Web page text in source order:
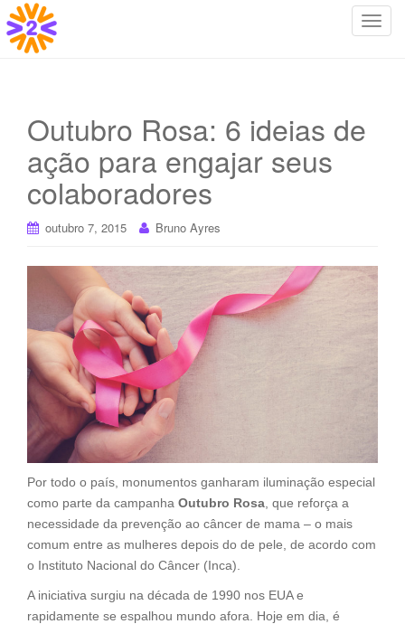
T
t
Outubro Rosa: 6 ideias de
ação para engajar seus
colaboradores
outubro 7, 2015 Bruno Ayres
Por todo o país, monumentos ganharam iluminação especial
como parte da campanha Outubro Rosa , que reforça a
necessidade da prevenção ao câncer de mama – o mais
comum entre as mulheres depois do de pele, de acordo com
o Instituto Nacional do Câncer (Inca).
A iniciativa surgiu na década de 1990 nos EUA e
rapidamente se espalhou mundo afora. Hoje em dia, é